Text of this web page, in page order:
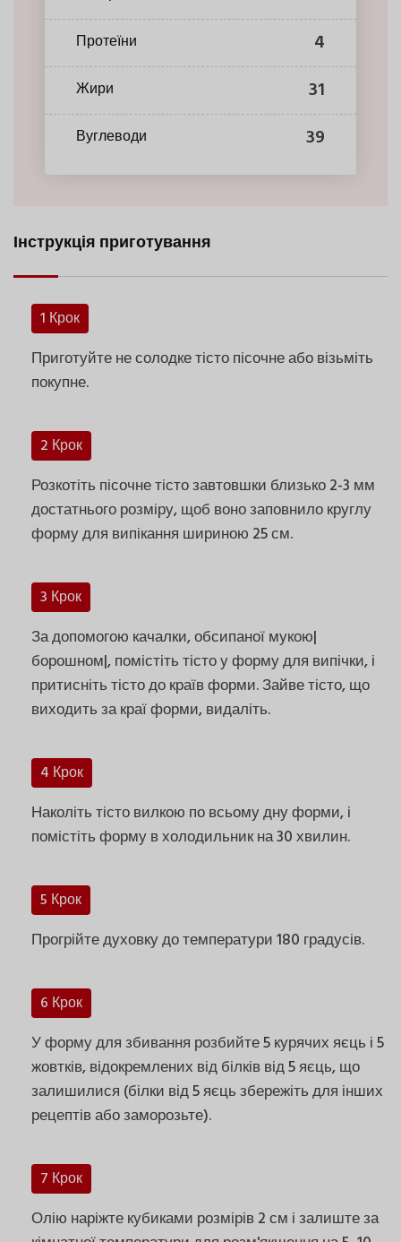
Протеїни 4
Жири 31
Вуглеводи 39
Інструкція приготування
1 Крок
Приготуйте не солодке тісто пісочне або візьміть
покупне.
2 Крок
Розкотіть пісочне тісто завтовшки близько 2-3 мм
достатнього розміру, щоб воно заповнило круглу
форму для випікання шириною 25 см.
3 Крок
За допомогою качалки, обсипаної мукою|
борошном|, помістіть тісто у форму для випічки, і
притисніть тісто до країв форми. Зайве тісто, що
виходить за краї форми, видаліть.
4 Крок
Наколіть тісто вилкою по всьому дну форми, і
помістіть форму в холодильник на 30 хвилин.
5 Крок
Прогрійте духовку до температури 180 градусів.
6 Крок
У форму для збивання розбийте 5 курячих яєць і 5
жовтків, відокремлених від білків від 5 яєць, що
залишилися (білки від 5 яєць збережіть для інших
рецептів або заморозьте).
7 Крок
Олію наріжте кубиками розмірів 2 см і залиште за